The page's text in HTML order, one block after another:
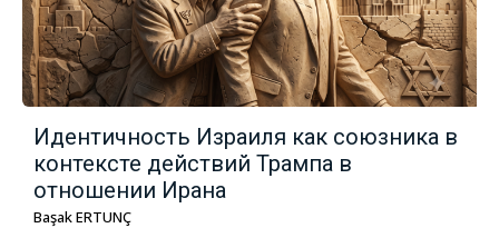
Идентичность Израиля как союзника в
контексте действий Трампа в
отношении Ирана
Başak ERTUNÇ